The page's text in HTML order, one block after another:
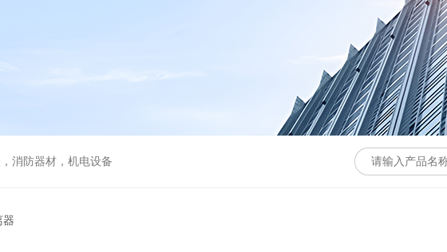
消防器材，机电设备